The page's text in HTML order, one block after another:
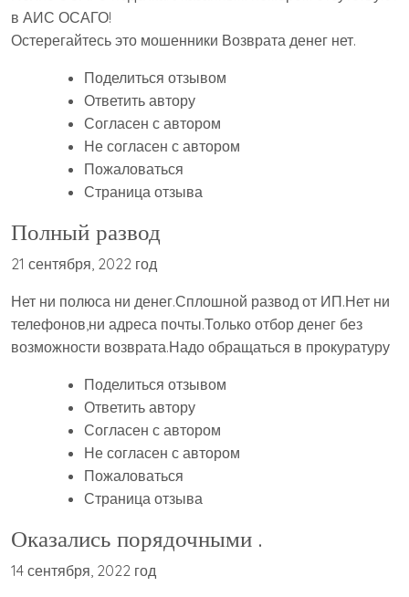
в АИС ОСАГО!
Остерегайтесь это мошенники Возврата денег нет.
Поделиться отзывом
Ответить автору
Согласен с автором
Не согласен с автором
Пожаловаться
Страница отзыва
Полный развод
21 сентября, 2022 год
Нет ни полюса ни денег.Сплошной развод от ИП.Нет ни
телефонов,ни адреса почты.Только отбор денег без
возможности возврата.Надо обращаться в прокуратуру
Поделиться отзывом
Ответить автору
Согласен с автором
Не согласен с автором
Пожаловаться
Страница отзыва
Оказались порядочными .
14 сентября, 2022 год